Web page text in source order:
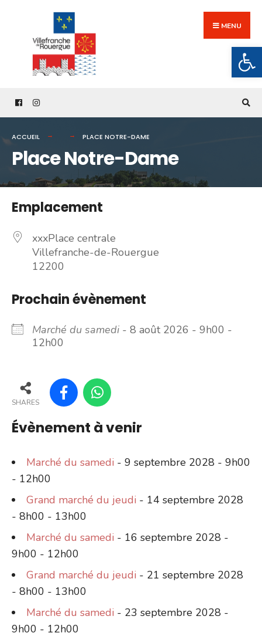
content
MENU
ACCUEIL PLACE NOTRE-DAME
Place Notre-Dame
Emplacement
xxxPlace centrale
Villefranche-de-Rouergue
12200
Prochain évènement
Marché du samedi - 8 août 2026 - 9h00 -
12h00
SHARES
Évènement à venir
Marché du samedi - 9 septembre 2028 - 9h00
- 12h00
Grand marché du jeudi - 14 septembre 2028
- 8h00 - 13h00
Marché du samedi - 16 septembre 2028 -
9h00 - 12h00
Grand marché du jeudi - 21 septembre 2028
- 8h00 - 13h00
Marché du samedi - 23 septembre 2028 -
9h00 - 12h00